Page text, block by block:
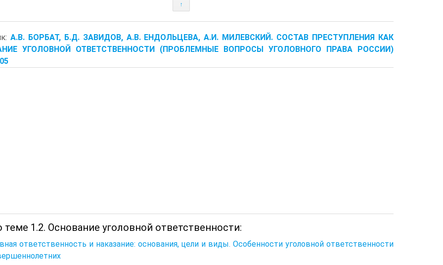
↑
А.В. БОРБАТ, Б.Д. ЗАВИДОВ, А.В. ЕНДОЛЬЦЕВА, А.И. МИЛЕВСКИЙ. СОСТАВ ПРЕСТУПЛЕНИЯ КАК
УГОЛОВНОЙ ОТВЕТСТВЕННОСТИ (ПРОБЛЕМНЫЕ ВОПРОСЫ УГОЛОВНОГО ПРАВА РОССИИ)
теме 1.2. Основание уголовной ответственности:
ответственность и наказание: основания, цели и виды. Особенности уголовной ответственности